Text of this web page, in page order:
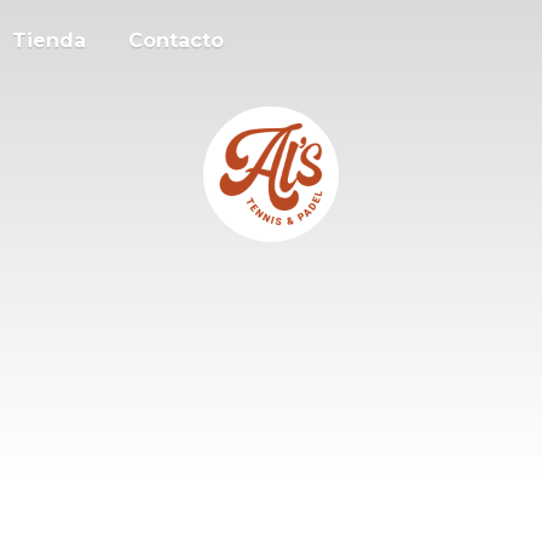
Tienda Contacto